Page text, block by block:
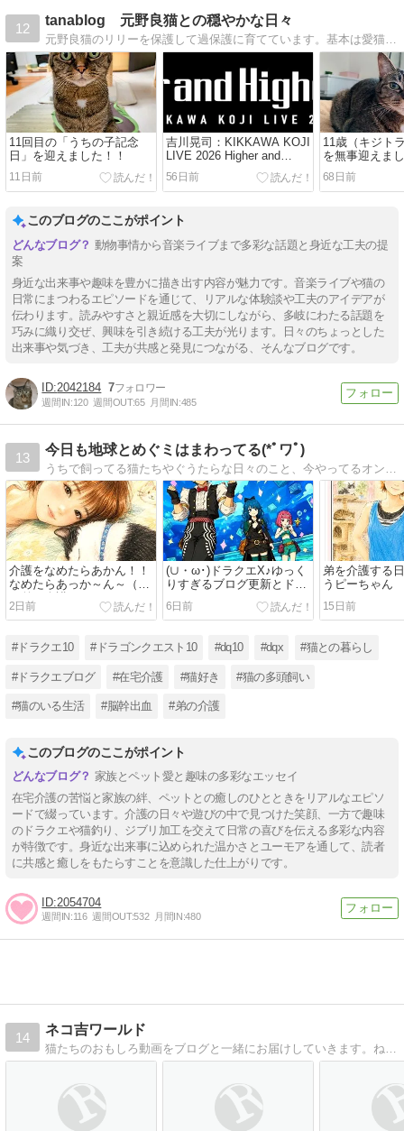
12
tanablog 元野良猫との穏やかな日々
11回目の「うちの子記念
日」を迎えました！！
11日前
吉川晃司：KIKKAWA KOJI
LIVE 2026 Higher and
Higher Tour開催！（セット
リスト大予想）
56日前
11歳（キジト
を無事迎えま
ず元気です！
68日前
このブログのここがポイント
動物事情から音楽ライブまで多彩な話題と身近な工夫の提
案
身近な出来事や趣味を豊かに描き出す内容が魅力です。音楽ライブや猫の
日常にまつわるエピソードを通じて、リアルな体験談や工夫のアイデアが
伝わります。読みやすさと親近感を大切にしながら、多岐にわたる話題を
巧みに織り交ぜ、興味を引き続ける工夫が光ります。日々のちょっとした
出来事や気づき、工夫が共感と発見につながる、そんなブログです。
2042184 7
週間IN:120 週間OUT:65 月間IN:485
13
今日も地球とめぐミはまわってる(*ﾟワﾟ)
介護をなめたらあかん！！
なめたらあっか～ん～（猫
と弟の介護な日々）
2日前
(∪・ω･)ドラクエΧ♪ゆっく
りすぎるブログ更新とドラ
クエイン
6日前
弟を介護する
うピーちゃん
15日前
#ドラクエ10 #ドラゴンクエスト10 #dq10 #dqx #猫との暮らし
#ドラクエブログ #在宅介護 #猫好き #猫の多頭飼い
#猫のいる生活 #脳幹出血 #弟の介護
このブログのここがポイント
家族とペット愛と趣味の多彩なエッセイ
在宅介護の苦悩と家族の絆、ペットとの癒しのひとときをリアルなエピソ
ードで綴っています。介護の日々や遊びの中で見つけた笑顔、一方で趣味
のドラクエや猫釣り、ジブリ加工を交えて日常の喜びを伝える多彩な内容
が特徴です。身近な出来事に込められた温かさとユーモアを通して、読者
に共感と癒しをもたらすことを意識した仕上がりです。
2054704
週間IN:116 週間OUT:532 月間IN:480
14
ネコ吉ワールド